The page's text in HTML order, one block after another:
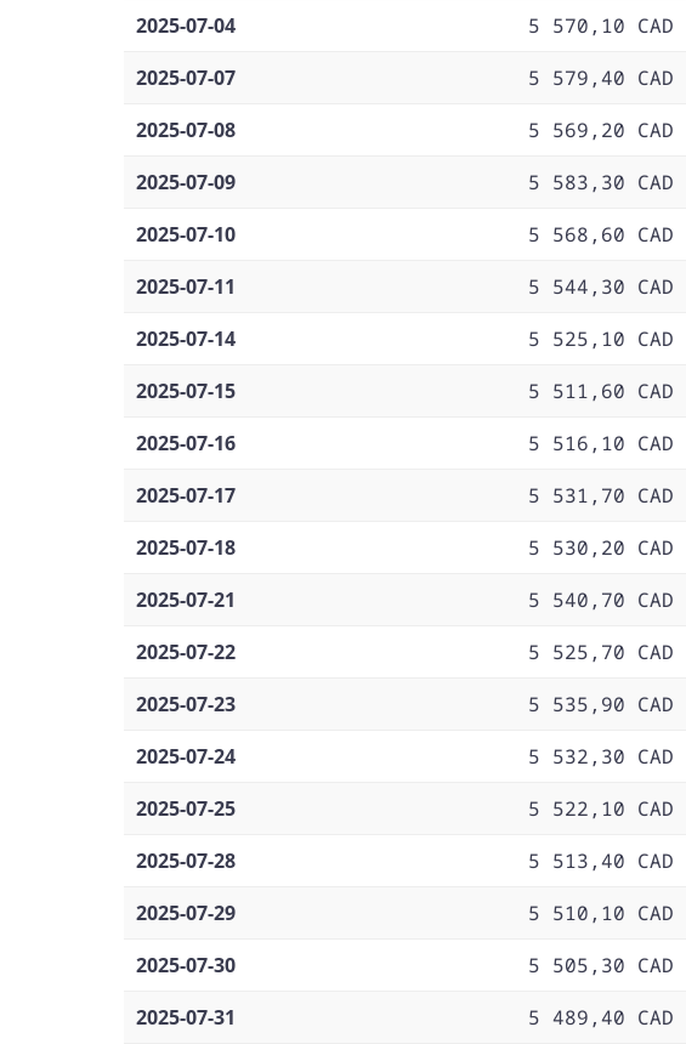
2025-07-04
5 570,10 CAD
2025-07-07
5 579,40 CAD
2025-07-08
5 569,20 CAD
2025-07-09
5 583,30 CAD
2025-07-10
5 568,60 CAD
2025-07-11
5 544,30 CAD
2025-07-14
5 525,10 CAD
2025-07-15
5 511,60 CAD
2025-07-16
5 516,10 CAD
2025-07-17
5 531,70 CAD
2025-07-18
5 530,20 CAD
2025-07-21
5 540,70 CAD
2025-07-22
5 525,70 CAD
2025-07-23
5 535,90 CAD
2025-07-24
5 532,30 CAD
2025-07-25
5 522,10 CAD
2025-07-28
5 513,40 CAD
2025-07-29
5 510,10 CAD
2025-07-30
5 505,30 CAD
2025-07-31
5 489,40 CAD